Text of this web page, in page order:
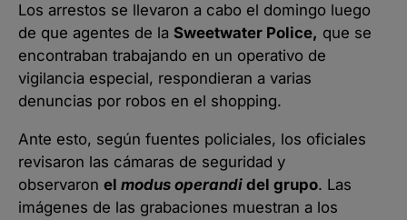
Los arrestos se llevaron a cabo el domingo luego
de que agentes de la Sweetwater Police, que se
encontraban trabajando en un operativo de
vigilancia especial, respondieran a varias
denuncias por robos en el shopping.
Ante esto, según fuentes policiales, los oficiales
revisaron las cámaras de seguridad y
observaron el modus operandi del grupo. Las
imágenes de las grabaciones muestran a los